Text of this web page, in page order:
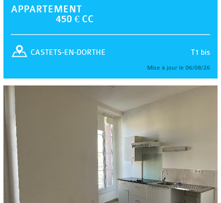
APPARTEMENT
450 € CC
T1 bis
CASTETS-EN-DORTHE
Mise à jour le 06/08/26